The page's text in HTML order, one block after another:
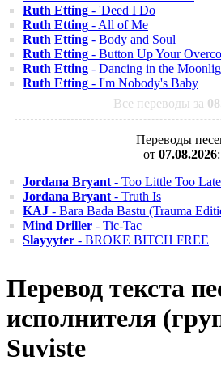
Ruth Etting - 'Deed I Do
Ruth Etting - All of Me
Ruth Etting - Body and Soul
Ruth Etting - Button Up Your
Ruth Etting - Dancing in the
Ruth Etting - I'm Nobody's Baby
Все переводы за
Переводы
от 07.08.2026:
Jordana Bryant - Too Little Too Late
Jordana Bryant - Truth Is
KAJ - Bara Bada Bastu (Trauma
Mind Driller - Tic-Tac
Slayyyter - BROKE BITCH FREE
Перевод текста
исполнителя
Suviste